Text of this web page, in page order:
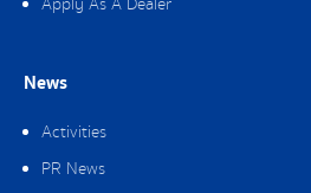
Apply As A Dealer
News
Activities
PR News